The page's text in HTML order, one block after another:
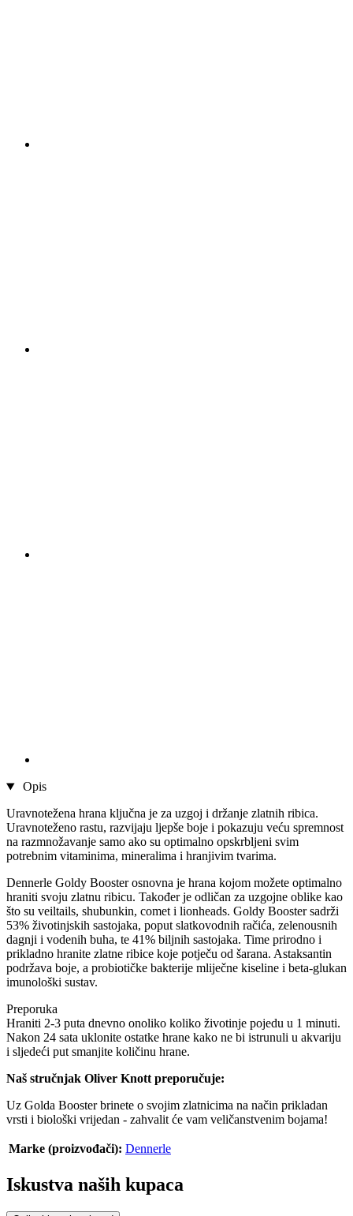
Opis
Uravnotežena hrana ključna je za uzgoj i držanje zlatnih ribica.
Uravnoteženo rastu, razvijaju ljepše boje i pokazuju veću spremnost
na razmnožavanje samo ako su optimalno opskrbljeni svim
potrebnim vitaminima, mineralima i hranjivim tvarima.
Dennerle Goldy Booster osnovna je hrana kojom možete optimalno
hraniti svoju zlatnu ribicu. Također je odličan za uzgojne oblike kao
što su veiltails, shubunkin, comet i lionheads. Goldy Booster sadrži
53% životinjskih sastojaka, poput slatkovodnih račića, zelenousnih
dagnji i vodenih buha, te 41% biljnih sastojaka. Time prirodno i
prikladno hranite zlatne ribice koje potječu od šarana. Astaksantin
podržava boje, a probiotičke bakterije mliječne kiseline i beta-glukan
imunološki sustav.
Preporuka
Hraniti 2-3 puta dnevno onoliko koliko životinje pojedu u 1 minuti.
Nakon 24 sata uklonite ostatke hrane kako ne bi istrunuli u akvariju
i sljedeći put smanjite količinu hrane.
Naš stručnjak Oliver Knott preporučuje:
Uz Golda Booster brinete o svojim zlatnicima na način prikladan
vrsti i biološki vrijedan - zahvalit će vam veličanstvenim bojama!
Marke (proizvođači): Dennerle
Iskustva naših kupaca